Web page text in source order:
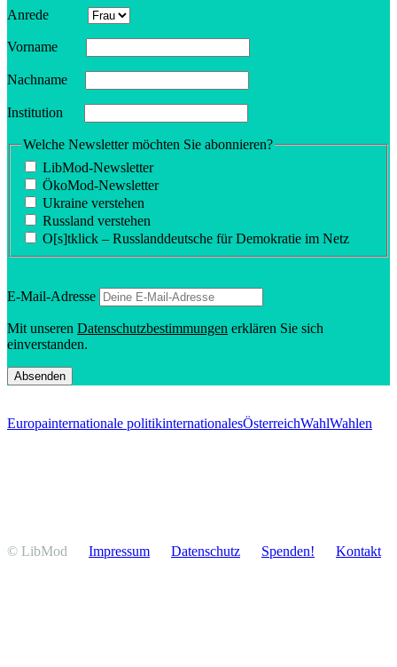
Anrede
Vorname
Nachname
Insti­tution
Welche Newsletter möchten Sie abonnieren?
LibMod-Newsletter
ÖkoMod-Newsletter
Ukraine verstehen
Russland verstehen
O[s]tklick – Russland­deutsche für Demokratie im Netz
E‑Mail-Adresse
Mit unseren Daten­schutz­be­stim­mungen erklären Sie sich
einverstanden.
Europainternationale politikinternationalesÖsterreichWahlWahlen
© LibMod Impressum Daten­schutz Spenden! Kontakt